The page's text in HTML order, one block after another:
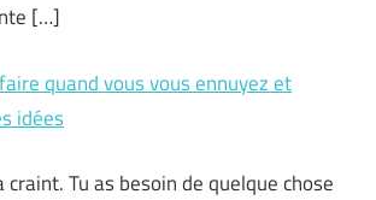
[…]
quand vous vous ennuyez et
idées
craint. Tu as besoin de quelque chose